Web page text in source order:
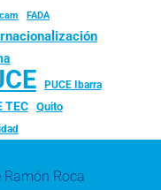
FADA
PUCE Ibarra
TEC
Quito
Roca